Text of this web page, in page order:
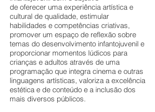
de oferecer uma experiência artística e
cultural de qualidade, estimular
habilidades e competências criativas,
promover um espaço de reflexão sobre
temas do desenvolvimento infantojuvenil e
proporcionar momentos lúdicos para
crianças e adultos através de uma
programação que integra cinema e outras
linguagens artísticas, valoriza a excelência
estética e de conteúdo e a inclusão dos
mais diversos públicos.